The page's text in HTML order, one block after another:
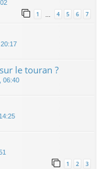
1 4 5 6 7
le touran ?
06:40
1 2 3